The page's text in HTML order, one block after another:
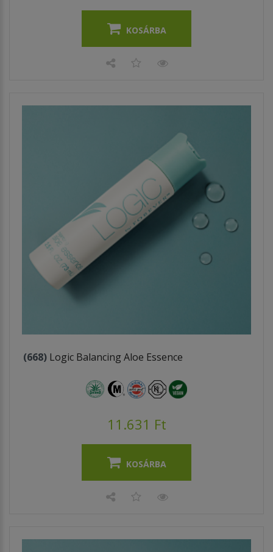
KOSÁRBA
(668) Logic Balancing Aloe Essence
11.631 Ft
KOSÁRBA